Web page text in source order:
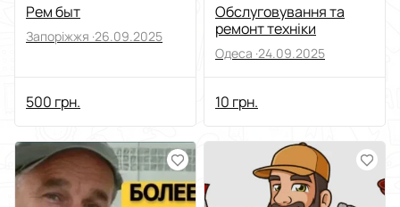
Рем быт
Запоріжжя ·26.09.2025
500 грн.
Обслуговування та
ремонт техніки
Одеса ·24.09.2025
10 грн.